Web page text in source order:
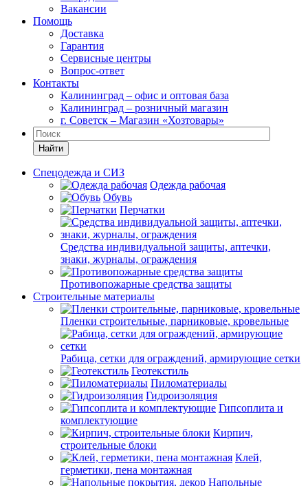
Вакансии
Помощь
Доставка
Гарантия
Сервисные центры
Вопрос-ответ
Контакты
Калининград – офис и оптовая база
Калининград – розничный магазин
г. Советск – Магазин «Хозтовары»
Найти
Спецодежда и СИЗ
Одежда рабочая
Обувь
Перчатки
Средства индивидуальной защиты, аптечки,
знаки, журналы, ограждения
Противопожарные средства защиты
Строительные материалы
Пленки строительные, парниковые, кровельные
Рабица, сетки для ограждений, армирующие сетки
Геотекстиль
Пиломатериалы
Гидроизоляция
Гипсоплита и
комплектующие
Кирпич,
строительные блоки
Клей,
герметики, пена монтажная
Напольные